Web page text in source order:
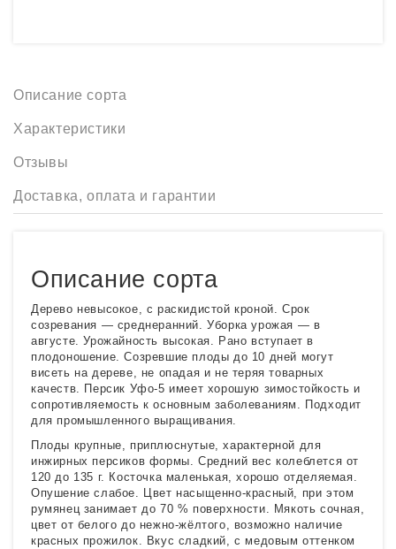
Описание сорта
Характеристики
Отзывы
Доставка, оплата и гарантии
Описание сорта
Дерево невысокое, с раскидистой кроной. Срок
созревания — среднеранний. Уборка урожая — в
августе. Урожайность высокая. Рано вступает в
плодоношение. Созревшие плоды до 10 дней могут
висеть на дереве, не опадая и не теряя товарных
качеств. Персик Уфо-5 имеет хорошую зимостойкость и
сопротивляемость к основным заболеваниям. Подходит
для промышленного выращивания.
Плоды крупные, приплюснутые, характерной для
инжирных персиков формы. Средний вес колеблется от
120 до 135 г. Косточка маленькая, хорошо отделяемая.
Опушение слабое. Цвет насыщенно-красный, при этом
румянец занимает до 70 % поверхности. Мякоть сочная,
цвет от белого до нежно-жёлтого, возможно наличие
красных прожилок. Вкус сладкий, с медовым оттенком